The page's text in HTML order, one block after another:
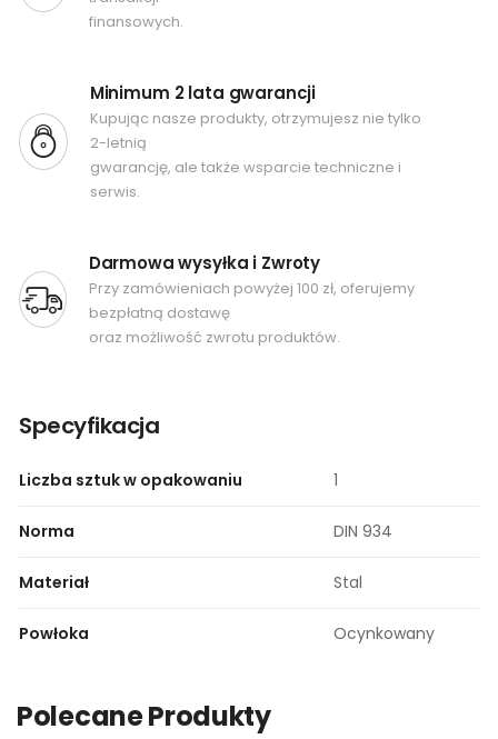
finansowych.
Minimum 2 lata gwarancji
Kupując nasze produkty, otrzymujesz nie tylko
2-letnią
gwarancję, ale także wsparcie techniczne i
serwis.
Darmowa wysyłka i Zwroty
Przy zamówieniach powyżej 100 zł, oferujemy
bezpłatną dostawę
oraz możliwość zwrotu produktów.
Specyfikacja
Liczba sztuk w opakowaniu 1
Norma DIN 934
Materiał Stal
Powłoka Ocynkowany
Polecane Produkty